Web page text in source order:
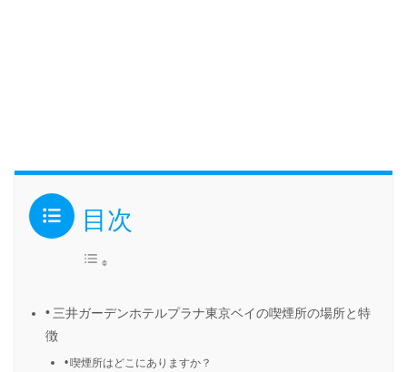
目次
三井ガーデンホテルプラナ東京ベイの喫煙所の場所と特
徴
喫煙所はどこにありますか？